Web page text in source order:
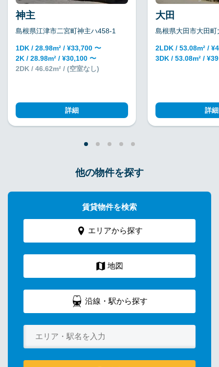
神主
島根県江津市二宮町神主ハ458-1
1DK / 28.98m² / ¥33,700 〜
2K / 28.98m² / ¥30,100 〜
2DK / 46.62m² / (空室なし)
詳細
大田
島根県大田市大田
2LDK / 53.08m² /
3DK / 53.08m² /
詳細
他の物件を探す
賃貸物件を検索
エリアから探す
地図
沿線・駅から探す